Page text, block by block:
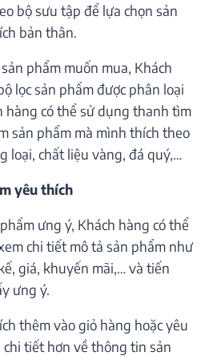
bộ sưu tập để lựa chọn sản
bản thân.
phẩm muốn mua, Khách
lọc sản phẩm được phân loại
hàng có thể sử dụng thanh tìm
sản phẩm mà mình thích theo
loại, chất liệu vàng, đá quý,…
yêu thích
ưng ý, Khách hàng có thể
chi tiết mô tả sản phẩm như
giá, khuyến mãi,… và tiến
ưng ý.
thêm vào giỏ hàng hoặc yêu
chi tiết hơn về thông tin sản